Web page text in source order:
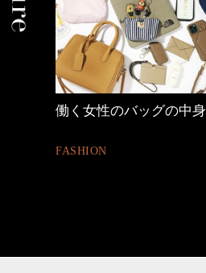
働く女性のバッグの中身
FASHION